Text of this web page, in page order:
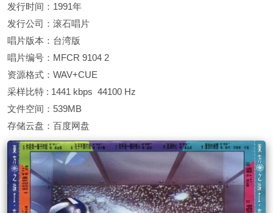
发行时间：1991年
发行公司：滚石唱片
唱片版本：台湾版
唱片编号：MFCR 9104 2
资源格式：WAV+CUE
采样比特 : 1441 kbps 44100 Hz
文件空间：539MB
存储云盘：百度网盘